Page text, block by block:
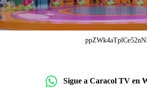
Sigue a Caracol TV en